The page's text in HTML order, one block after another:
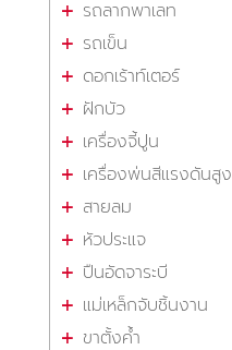
รถลากพาเลท
รถเข็น
ดอกเร้าท์เตอร์
ฝักบัว
เครื่องจี้ปูน
เครื่องพ่นสีแรงดันสูง
สายลม
หัวประแจ
ปืนอัดจาระบี
แม่เหล็กจับชิ้นงาน
ขาตั้งค้ำ